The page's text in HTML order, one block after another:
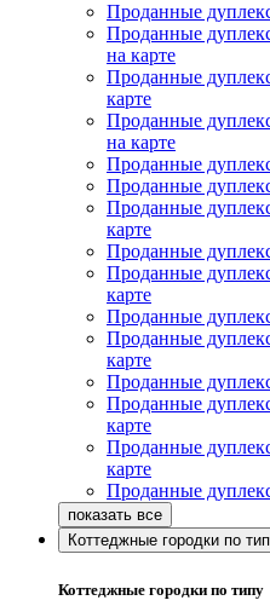
Проданные
Проданные
на карте
Проданные
карте
Проданные
на карте
Проданные
Проданные
Проданные
карте
Проданные
Проданные
карте
Проданные
Проданные
карте
Проданные
Проданные
карте
Проданные
карте
Проданные
Коттеджные городки по
Коттеджные городки по типу